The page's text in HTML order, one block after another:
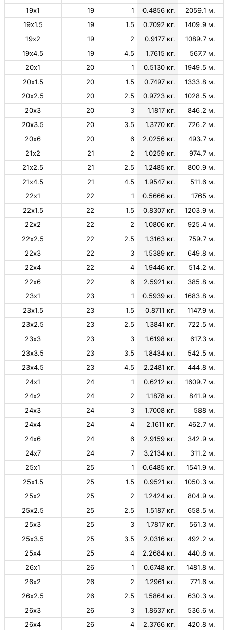
19х1 19 1 0.4856 кг.
2059.1 м.
19х1.5
19 1.5 0.7092 кг.
1409.9 м.
19х2
19 2 0.9177 кг.
1089.7 м.
19х4.5
19 4.5 1.7615 кг.
567.7 м.
20х1
20 1 0.5130 кг.
1949.5 м.
20х1.5
20 1.5 0.7497 кг.
1333.8 м.
20х2.5
20 2.5 0.9723 кг.
1028.5 м.
20х3
20 3 1.1817 кг.
846.2 м.
20х3.5
20 3.5 1.3770 кг.
726.2 м.
20х6
20 6 2.0256 кг.
493.7 м.
21х2
21 2 1.0259 кг.
974.7 м.
21х2.5
21 2.5 1.2485 кг.
800.9 м.
21х4.5
21 4.5 1.9547 кг.
511.6 м.
22х1
22 1 0.5666 кг.
1765 м.
22х1.5
22 1.5 0.8307 кг.
1203.9 м.
22х2
22 2 1.0806 кг.
925.4 м.
22х2.5
22 2.5 1.3163 кг.
759.7 м.
22х3
22 3 1.5389 кг.
649.8 м.
22х4
22 4 1.9446 кг.
514.2 м.
22х6
22 6 2.5921 кг.
385.8 м.
23х1
23 1 0.5939 кг.
1683.8 м.
23х1.5
23 1.5 0.8711 кг.
1147.9 м.
23х2.5
23 2.5 1.3841 кг.
722.5 м.
23х3
23 3 1.6198 кг.
617.3 м.
23х3.5
23 3.5 1.8434 кг.
542.5 м.
23х4.5
23 4.5 2.2481 кг.
444.8 м.
24х1
24 1 0.6212 кг.
1609.7 м.
24х2
24 2 1.1878 кг.
841.9 м.
24х3
24 3 1.7008 кг.
588 м.
24х4
24 4 2.1611 кг.
462.7 м.
24х6
24 6 2.9159 кг.
342.9 м.
24х7
24 7 3.2134 кг.
311.2 м.
25х1
25 1 0.6485 кг.
1541.9 м.
25х1.5
25 1.5 0.9521 кг.
1050.3 м.
25х2
25 2 1.2424 кг.
804.9 м.
25х2.5
25 2.5 1.5187 кг.
658.5 м.
25х3
25 3 1.7817 кг.
561.3 м.
25х3.5
25 3.5 2.0316 кг.
492.2 м.
25х4
25 4 2.2684 кг.
440.8 м.
26х1
26 1 0.6748 кг.
1481.8 м.
26х2
26 2 1.2961 кг.
771.6 м.
26х2.5
26 2.5 1.5864 кг.
630.3 м.
26х3
26 3 1.8637 кг.
536.6 м.
26х4
26 4 2.3766 кг.
420.8 м.